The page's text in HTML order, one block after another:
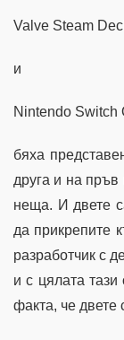
Valve Steam
и
Nintendo Switch
бяха
друга и на
неща. И двете
да прикрепите
разработчик с
и с цялата
факта, че двете